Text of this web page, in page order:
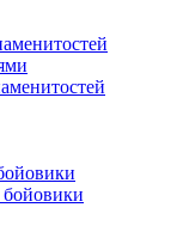
бойовики